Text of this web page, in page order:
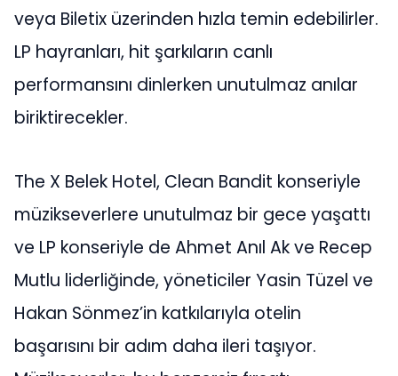
veya Biletix üzerinden hızla temin edebilirler.
LP hayranları, hit şarkıların canlı
performansını dinlerken unutulmaz anılar
biriktirecekler.
The X Belek Hotel, Clean Bandit konseriyle
müzikseverlere unutulmaz bir gece yaşattı
ve LP konseriyle de Ahmet Anıl Ak ve Recep
Mutlu liderliğinde, yöneticiler Yasin Tüzel ve
Hakan Sönmez’in katkılarıyla otelin
başarısını bir adım daha ileri taşıyor.